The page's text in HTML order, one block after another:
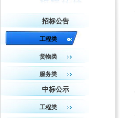
招标公告
工程类
货物类
服务类
中标公示
工程类